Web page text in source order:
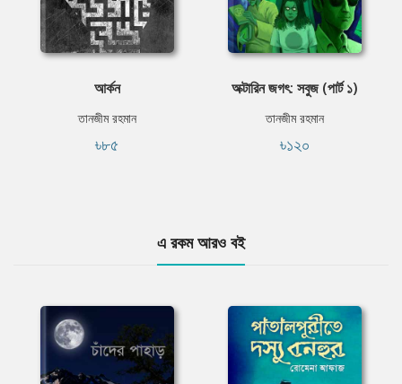
আর্কন
তানজীম রহমান
৳৮৫
অক্টারিন জগৎ: সবুজ (পার্ট ১)
তানজীম রহমান
৳১২০
এ রকম আরও বই